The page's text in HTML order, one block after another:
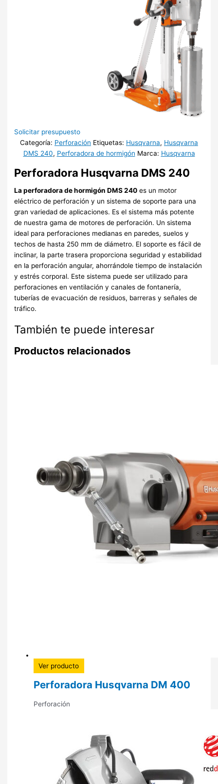
Solicitar presupuesto
Categoría: Perforación Etiquetas: Husqvarna, Husqvarna
DMS 240, Perforadora de hormigón Marca: Husqvarna
Perforadora Husqvarna DMS 240
La perforadora de hormigón DMS 240 es un motor
eléctrico de perforación y un sistema de soporte para una
gran variedad de aplicaciones. Es el sistema más potente
de nuestra gama de motores de perforación. Un sistema
ideal para perforaciones medianas en paredes, suelos y
techos de hasta 250 mm de diámetro. El soporte es fácil de
inclinar, la parte trasera proporciona seguridad y estabilidad
en la perforación angular, ahorrándole tiempo de instalación
y estrés corporal. Este sistema puede ser utilizado para
perforaciones en ventilación y canales de fontanería,
tuberías de evacuación de residuos, barreras y señales de
tráfico.
También te puede interesar
Productos relacionados
Ver producto
Perforadora Husqvarna DM 400
Perforación